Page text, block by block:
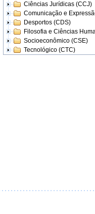
Ciências Jurídicas (CCJ)
Comunicação e
Desportos (CDS)
Filosofia e Ciências
Socioeconômico (CSE)
Tecnológico (CTC)